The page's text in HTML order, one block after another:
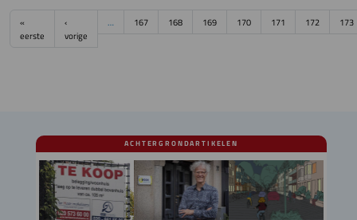
Paginering
«
eerste Eerste pagina
‹
vorige
… 167 168 169 170 171 172 173
ACHTERGRONDARTIKELEN